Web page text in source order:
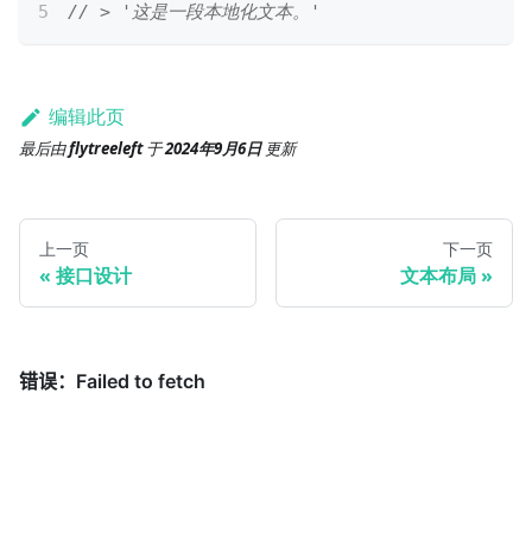
// > '这是一段本地化文本。'
编辑此页
最后由flytreeleft 于2024年9月6日 更新
上一页
接口设计
下一页
文本布局